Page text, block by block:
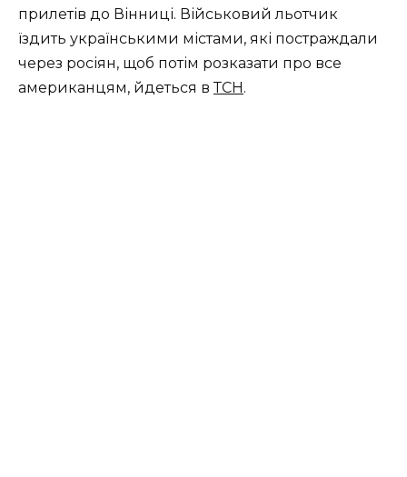
прилетів до Вінниці. Військовий льотчик
їздить українськими містами, які постраждали
через росіян, щоб потім розказати про все
американцям, йдеться вТСН .